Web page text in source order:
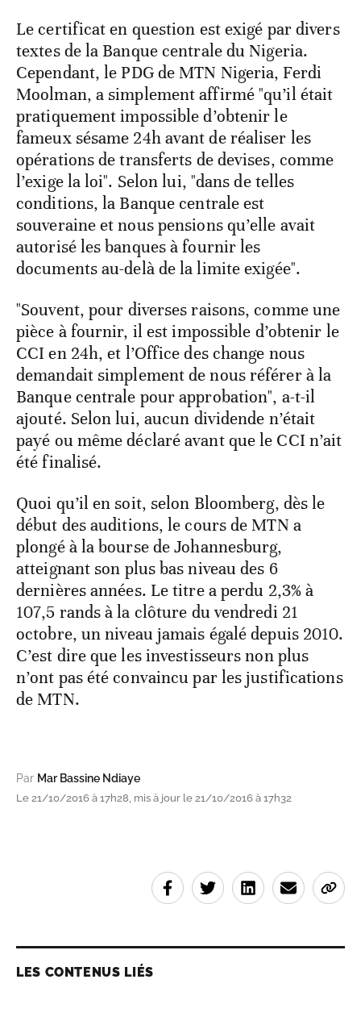
Le certificat en question est exigé par divers
textes de la Banque centrale du Nigeria.
Cependant, le PDG de MTN Nigeria, Ferdi
Moolman, a simplement affirmé "qu’il était
pratiquement impossible d’obtenir le
fameux sésame 24h avant de réaliser les
opérations de transferts de devises, comme
l’exige la loi". Selon lui, "dans de telles
conditions, la Banque centrale est
souveraine et nous pensions qu’elle avait
autorisé les banques à fournir les
documents au-delà de la limite exigée".
"Souvent, pour diverses raisons, comme une
pièce à fournir, il est impossible d’obtenir le
CCI en 24h, et l’Office des change nous
demandait simplement de nous référer à la
Banque centrale pour approbation", a-t-il
ajouté. Selon lui, aucun dividende n’était
payé ou même déclaré avant que le CCI n’ait
été finalisé.
Quoi qu’il en soit, selon Bloomberg, dès le
début des auditions, le cours de MTN a
plongé à la bourse de Johannesburg,
atteignant son plus bas niveau des 6
dernières années. Le titre a perdu 2,3% à
107,5 rands à la clôture du vendredi 21
octobre, un niveau jamais égalé depuis 2010.
C’est dire que les investisseurs non plus
n’ont pas été convaincu par les justifications
de MTN.
Par Mar Bassine Ndiaye
Le 21/10/2016 à 17h28, mis à jour le 21/10/2016 à 17h32
LES CONTENUS LIÉS